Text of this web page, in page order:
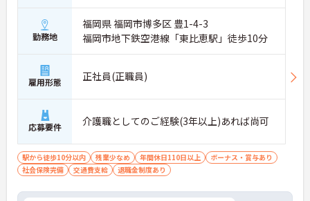
勤務地
福岡県 福岡市博多区 豊1-4-3
福岡市地下鉄空港線「東比恵駅」徒歩10分
雇用形態 正社員(正職員)
応募要件 介護職としてのご経験(3年以上)あれば尚可
駅から徒歩10分以内 残業少なめ 年間休日110日以上
ボーナス・賞与あり
社会保険完備
交通費支給 退職金制度あり